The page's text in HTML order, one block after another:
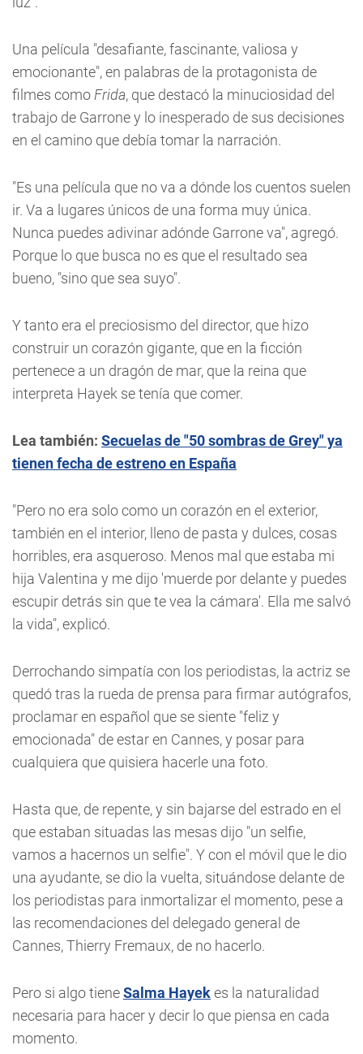
Una película "desafiante, fascinante, valiosa y
emocionante", en palabras de la protagonista de
filmes comoFrida, que destacó la minuciosidad del
trabajo de Garrone y lo inesperado de sus decisiones
en el camino que debía tomar la narración.
"Es una película que no va a dónde los cuentos suelen
ir. Va a lugares únicos de una forma muy única.
Nunca puedes adivinar adónde Garrone va", agregó.
Porque lo que busca no es que el resultado sea
bueno, "sino que sea suyo".
Y tanto era el preciosismo del director, que hizo
construir un corazón gigante, que en la ficción
pertenece a un dragón de mar, que la reina que
interpreta Hayek se tenía que comer.
Lea también: Secuelas de "50 sombras de Grey" ya
tienen fecha de estreno en España
"Pero no era solo como un corazón en el exterior,
también en el interior, lleno de pasta y dulces, cosas
horribles, era asqueroso. Menos mal que estaba mi
hija Valentina y me dijo 'muerde por delante y puedes
escupir detrás sin que te vea la cámara'. Ella me salvó
la vida", explicó.
Derrochando simpatía con los periodistas, la actriz se
quedó tras la rueda de prensa para firmar autógrafos,
proclamar en español que se siente "feliz y
emocionada" de estar en Cannes, y posar para
cualquiera que quisiera hacerle una foto.
Hasta que, de repente, y sin bajarse del estrado en el
que estaban situadas las mesas dijo "un selfie,
vamos a hacernos un selfie". Y con el móvil que le dio
una ayudante, se dio la vuelta, situándose delante de
los periodistas para inmortalizar el momento, pese a
las recomendaciones del delegado general de
Cannes, Thierry Fremaux, de no hacerlo.
Pero si algo tieneSalma Hayekes la naturalidad
necesaria para hacer y decir lo que piensa en cada
momento.